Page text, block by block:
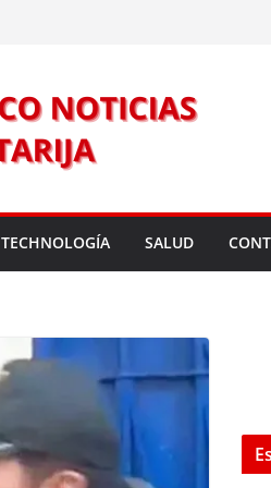
TECHNOLOGÍA SALUD